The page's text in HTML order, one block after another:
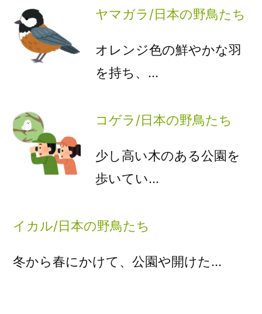
ヤマガラ/日本の野鳥たち
オレンジ色の鮮やかな羽
を持ち、…
コゲラ/日本の野鳥たち
少し高い木のある公園を
歩いてい…
イカル/日本の野鳥たち
冬から春にかけて、公園や開けた…